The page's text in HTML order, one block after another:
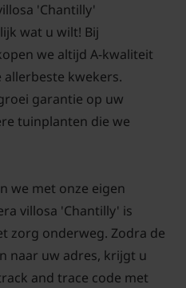
en vlinders
tot een waardevolle
tuin wil creëren. Of je
border of een mooie pot
past zich gemakkelijk
betrouwbare blikvanger.
karakter, prachtige
van Heuchera villosa
uitstekende keuze voor
zoek is naar een sterke,
'Chantilly'
wat u wilt! Bij
we altijd A-kwaliteit
kwekers.
garantie op uw
tuinplanten die we
we met onze eigen
villosa 'Chantilly' is
zorg onderweg. Zodra de
naar uw adres, krijgt u
and trace code met